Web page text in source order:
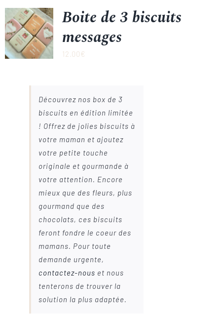
Boite de 3 biscuits
messages
12.00€
Découvrez nos box de 3
biscuits en édition limitée
! Offrez de jolies biscuits à
votre maman et ajoutez
votre petite touche
originale et gourmande à
votre attention. Encore
mieux que des fleurs, plus
gourmand que des
chocolats, ces biscuits
feront fondre le coeur des
mamans. Pour toute
demande urgente,
contactez-nous et nous
tenterons de trouver la
solution la plus adaptée.